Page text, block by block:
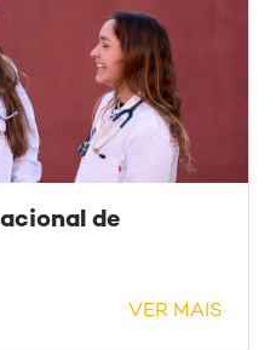
de
VER MAIS